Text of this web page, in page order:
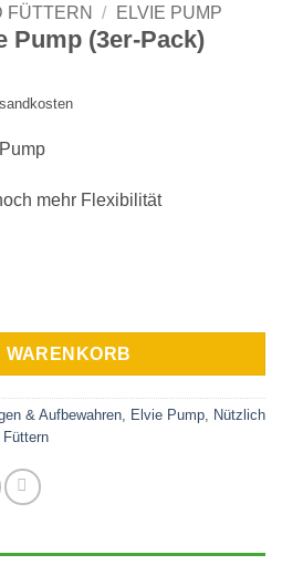
FÜTTERN / ELVIE PUMP
Pump (3er-Pack)
mehr Flexibilität
Pack) Menge
WARENKORB
& Aufbewahren, Elvie Pump, Nützlich